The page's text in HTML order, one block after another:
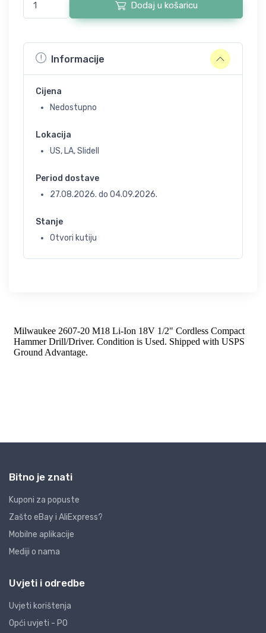
Dodaj u košaricu
Informacije
Cijena
Nedostupno
Lokacija
US, LA, Slidell
Period dostave
27.08.2026. do 04.09.2026.
Stanje
Otvori kutiju
Bitno je znati
Kuponi za popuste
Zašto eBay i AliExpress?
Mobilne aplikacije
Mediji o nama
Uvjeti i odredbe
Uvjeti korištenja
Opći uvjeti - PO